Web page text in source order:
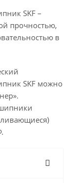
SKF –
прочностью,
в
SKF можно